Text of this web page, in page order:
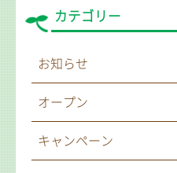
カテゴリー
お知らせ
オープン
キャンペーン